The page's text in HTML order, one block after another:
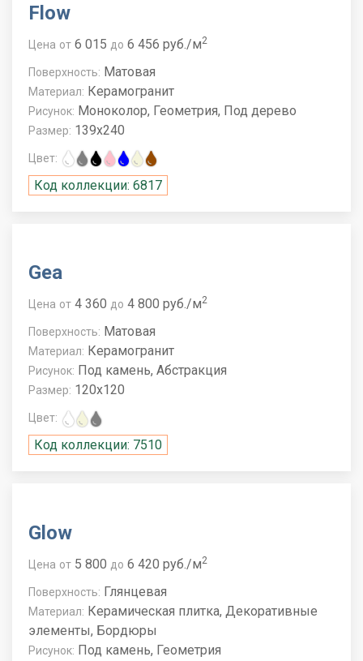
Flow
Цена от 6 015 до 6 456 руб./м2
Поверхность: Матовая
Материал: Керамогранит
Рисунок: Моноколор, Геометрия, Под дерево
Размер: 139x240
Цвет:
Код коллекции: 6817
Gea
Цена от 4 360 до 4 800 руб./м2
Поверхность: Матовая
Материал: Керамогранит
Рисунок: Под камень, Абстракция
Размер: 120x120
Цвет:
Код коллекции: 7510
Glow
Цена от 5 800 до 6 420 руб./м2
Поверхность: Глянцевая
Материал: Керамическая плитка, Декоративные
элементы, Бордюры
Рисунок: Под камень, Геометрия